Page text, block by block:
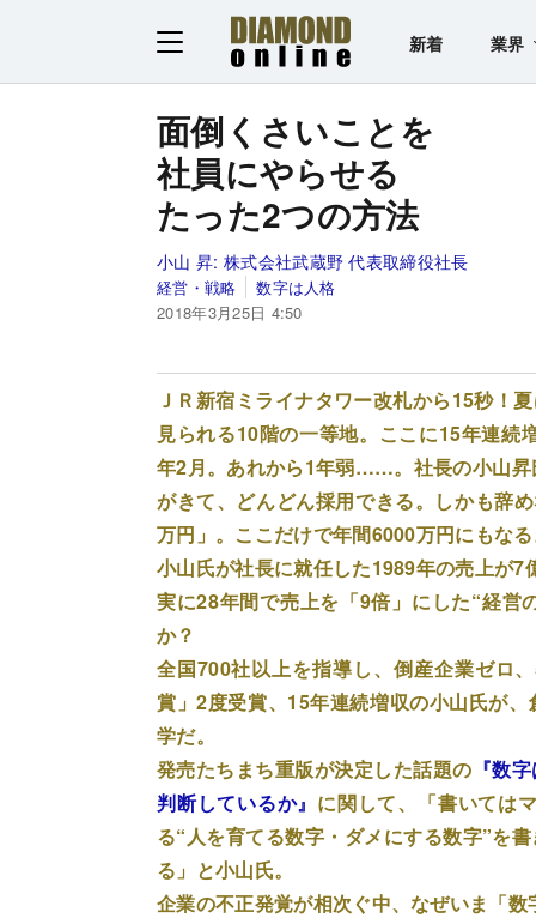
新着 業界
面倒くさいことを
社員にやらせる
たった2つの方法
小山 昇: 株式会社武蔵野 代表取締役社長
経営・戦略
数字は人格
2018年3月25日 4:50
ＪＲ新宿ミライナタワー改札から15秒！
見られる10階の一等地。ここに15年連
年2月。あれから1年弱……。社長の小山昇
がきて、どんどん採用できる。しかも辞
万円」。ここだけで年間6000万円にもな
小山氏が社長に就任した1989年の売上が
実に28年間で売上を「9倍」にした“経営
か？
全国700社以上を指導し、倒産企業ゼロ
賞」2度受賞、15年連続増収の小山氏が
学だ。
発売たちまち重版が決定した話題の 『数
判断しているか』 に関して、「書いては
る“人を育てる数字・ダメにする数字”を
る」と小山氏。
企業の不正発覚が相次ぐ中、なぜいま「